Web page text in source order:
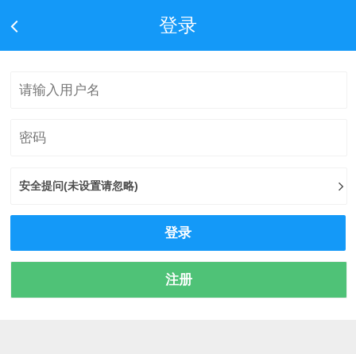
登录
安全提问(未设置请忽略)
登录
注册